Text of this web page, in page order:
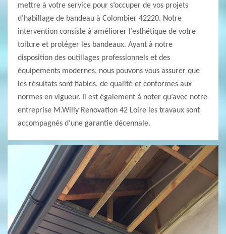
mettre à votre service pour s’occuper de vos projets
d’habillage de bandeau à Colombier 42220. Notre
intervention consiste à améliorer l’esthétique de votre
toiture et protéger les bandeaux. Ayant à notre
disposition des outillages professionnels et des
équipements modernes, nous pouvons vous assurer que
les résultats sont fiables, de qualité et conformes aux
normes en vigueur. Il est également à noter qu’avec notre
entreprise M.Willy Renovation 42 Loire les travaux sont
accompagnés d’une garantie décennale.